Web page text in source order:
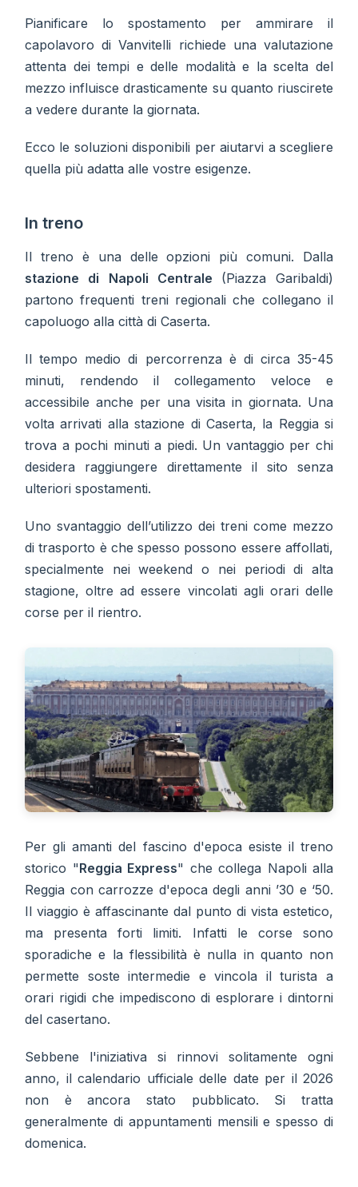
Pianificare lo spostamento per ammirare il
capolavoro di Vanvitelli richiede una valutazione
attenta dei tempi e delle modalità e la scelta del
mezzo influisce drasticamente su quanto riuscirete
a vedere durante la giornata.
Ecco le soluzioni disponibili per aiutarvi a scegliere
quella più adatta alle vostre esigenze.
In treno
Il treno è una delle opzioni più comuni. Dalla
stazione di
Napoli Centrale (Piazza Garibaldi)
partono frequenti treni regionali che collegano il
capoluogo alla città di Caserta.
Il tempo medio di percorrenza è di circa 35-45
minuti, rendendo il collegamento veloce e
accessibile anche per una visita in giornata. Una
volta arrivati alla stazione di Caserta, la Reggia si
trova a pochi minuti a piedi. Un vantaggio per chi
desidera raggiungere direttamente il sito senza
ulteriori spostamenti.
Uno svantaggio dell’utilizzo dei treni come mezzo
di trasporto è che spesso possono essere affollati,
specialmente nei weekend o nei periodi di alta
stagione, oltre ad essere vincolati agli orari delle
corse per il rientro.
Per gli amanti del fascino d'epoca esiste il treno
storico "Reggia Express" che collega Napoli alla
Reggia con carrozze d'epoca degli anni ’30 e ‘50.
Il viaggio è affascinante dal punto di vista estetico,
ma presenta forti limiti. Infatti le corse sono
sporadiche e la flessibilità è nulla in quanto non
permette soste intermedie e vincola il turista a
orari rigidi che impediscono di esplorare i dintorni
del casertano.
Sebbene l'iniziativa si rinnovi solitamente ogni
anno, il calendario ufficiale delle date per il 2026
non è ancora stato pubblicato. Si tratta
generalmente di appuntamenti mensili e spesso di
domenica.